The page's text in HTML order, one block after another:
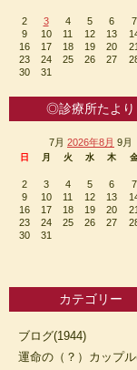
2
3 4 5 6 7
9
10 11 12 13
16
17 18 19 20 21
23
24 25 26 27
30
31
◎診療所たより
7月 2026年8月 9月
日 月 火 水 木
2
3 4 5 6 7
9
10 11 12 13
16
17 18 19 20 21
23
24 25 26 27
30
31
カテゴリー
ブログ(1944)
運命の（？）カップ